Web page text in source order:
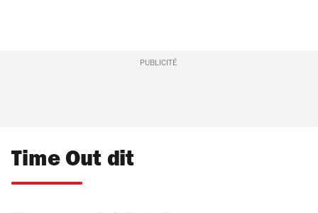
PUBLICITÉ
Time Out dit